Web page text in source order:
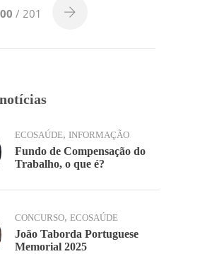
n p
/ 201
ECOSAÚDE, INFORMAÇÃO
Fundo de Compensação do
Trabalho, o que é?
CONCURSO, ECOSAÚDE
João Taborda Portuguese
Memorial 2025